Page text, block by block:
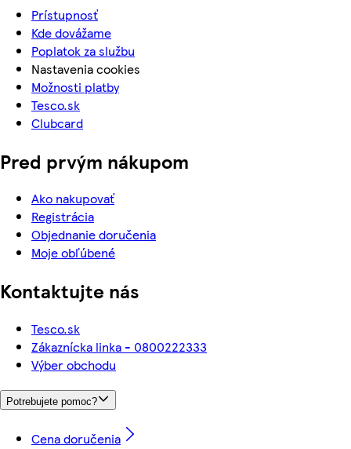
Prístupnosť
Kde dovážame
Poplatok za službu
Nastavenia cookies
Možnosti platby
Tesco.sk
Clubcard
Pred prvým nákupom
Ako nakupovať
Registrácia
Objednanie doručenia
Moje obľúbené
Kontaktujte nás
Tesco.sk
Zákaznícka linka - 0800222333
Výber obchodu
Potrebujete pomoc?
Cena doručenia